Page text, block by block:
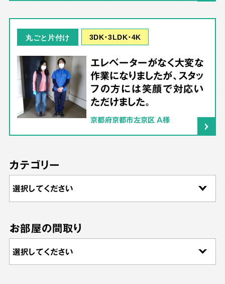
丸ごと片付け 3DK･3LDK･4K
エレベーターがなく大変な
作業になりましたが、スタッ
フの方には笑顔で対応い
ただけました。
京都府京都市左京区 A様
カテゴリー
お部屋の間取り